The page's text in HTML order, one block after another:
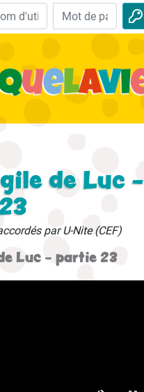
biblique
Loisirs
de Luc -
par U-Nite (CEF)
Luc - partie 23